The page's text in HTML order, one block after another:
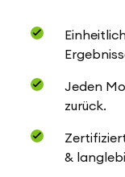
Jeden
zurück.
&